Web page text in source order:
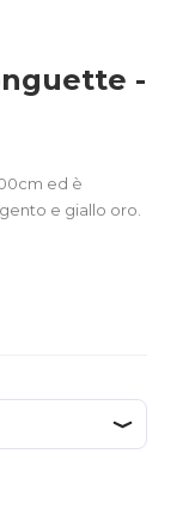
-
ed è
e giallo oro.